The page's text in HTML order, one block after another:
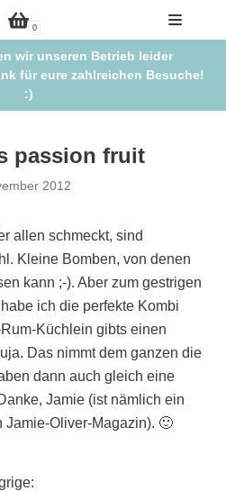
0
wir unseren Betrieb leider
für eure zahlreichen Besuche!
:)
passion fruit
2012
allen schmeckt, sind
Kleine Bomben, von denen
kann ;-). Aber zum gestrigen
ich die perfekte Kombi
Küchlein gibts einen
Das nimmt dem ganzen die
dann auch gleich eine
Jamie (ist nämlich ein
Jamie-Oliver-Magazin). 🙂